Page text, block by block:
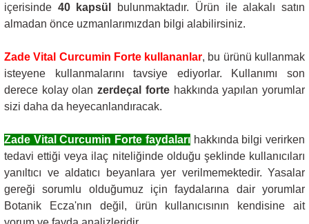
içerisinde 40 kapsül
bulunmaktadır. Ürün ile alakalı satın
almadan önce uzmanlarımızdan bilgi alabilirsiniz.
Zade Vital Curcumin Forte kullananlar, bu ürünü kullanmak
isteyene kullanmalarını tavsiye ediyorlar. Kullanımı son
derece kolay olanzerdeçal fortehakkında yapılan yorumlar
sizi daha da heyecanlandıracak.
Zade Vital Curcumin Forte faydalarıhakkında bilgi verirken
tedavi ettiği veya ilaç niteliğinde olduğu şeklinde kullanıcıları
yanıltıcı ve aldatıcı beyanlara yer verilmemektedir. Yasalar
gereği sorumlu olduğumuz için faydalarına dair yorumlar
Botanik Ecza'nın değil, ürün kullanıcısının kendisine ait